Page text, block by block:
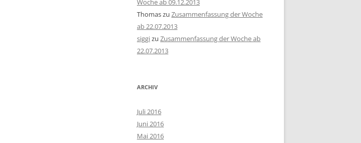
Woche ab 09.12.2013
Thomaszu Zusammenfassung der Woche
ab 22.07.2013
siggizu Zusammenfassung der Woche ab
22.07.2013
ARCHIV
Juli 2016
Juni 2016
Mai 2016